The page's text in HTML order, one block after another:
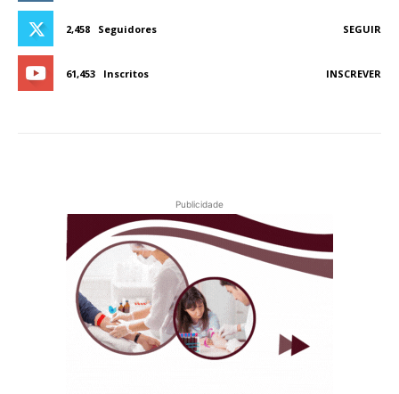
2,458 Seguidores SEGUIR
61,453 Inscritos INSCREVER
Publicidade